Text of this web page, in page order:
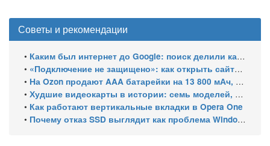
Советы и рекомендации
• Каким был интернет до Google: поиск делили каталоги, роботы и порталы
• «Подключение не защищено»: как открыть сайты с российскими сертификатами
• На Ozon продают AAA батарейки на 13 800 мАч, замер показал 400 мАч на элемент
• Худшие видеокарты в истории: семь моделей, провалившихся за 30 лет
• Как работают вертикальные вкладки в Opera One
• Почему отказ SSD выглядит как проблема Windows и как это проверить